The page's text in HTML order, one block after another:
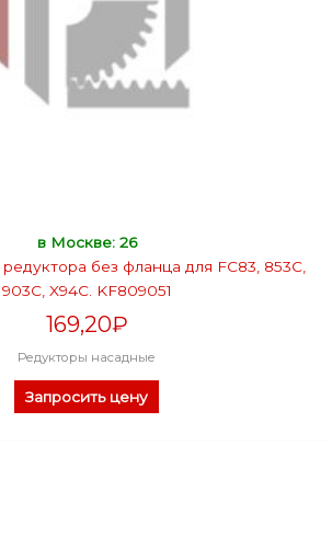
в Москве: 26
без фланца для FC83, 853C,
903С, X94C. KF809051
169,20₽
Редукторы насадные
Запросить цену